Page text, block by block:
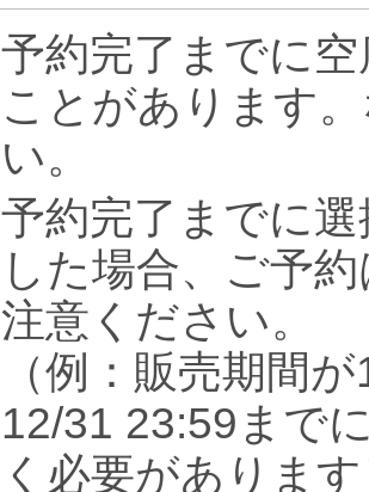
予約完了までに
ことがあります
い。
予約完了までに
した場合、ご予
注意ください。
（例：販売期間
12/31 23:59まで
く必要がありま